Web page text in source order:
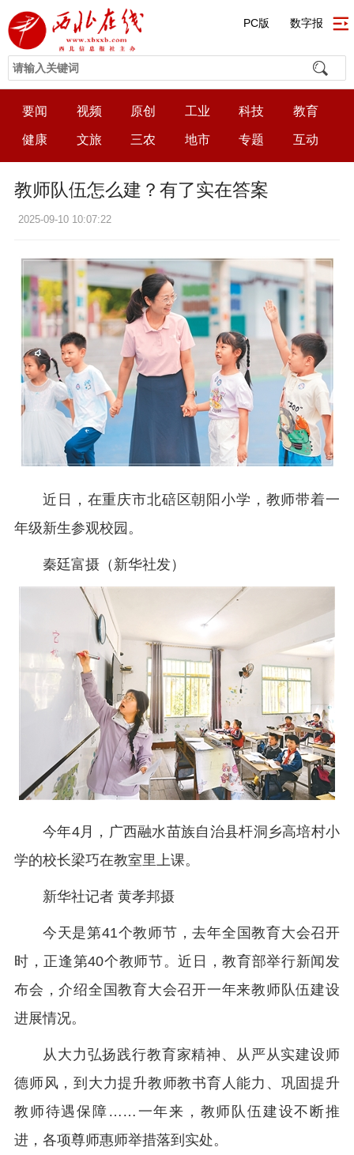
PC版 数字报
要闻 视频 原创 工业 科技 教育
健康 文旅 三农 地市 专题 互动
教师队伍怎么建？有了实在答案
2025-09-10 10:07:22
近日，在重庆市北碚区朝阳小学，教师带着一
年级新生参观校园。
秦廷富摄（新华社发）
今年4月，广西融水苗族自治县杆洞乡高培村小
学的校长梁巧在教室里上课。
新华社记者 黄孝邦摄
今天是第41个教师节，去年全国教育大会召开
时，正逢第40个教师节。近日，教育部举行新闻发
布会，介绍全国教育大会召开一年来教师队伍建设
进展情况。
从大力弘扬践行教育家精神、从严从实建设师
德师风，到大力提升教师教书育人能力、巩固提升
教师待遇保障……一年来，教师队伍建设不断推
进，各项尊师惠师举措落到实处。